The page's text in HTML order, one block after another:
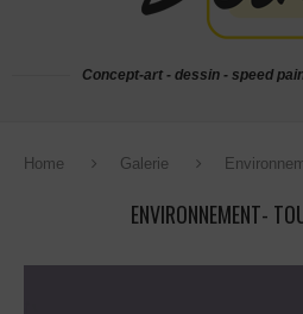
Concept-art - dessin - speed
Home Galerie
ENVIRONNEMENT-